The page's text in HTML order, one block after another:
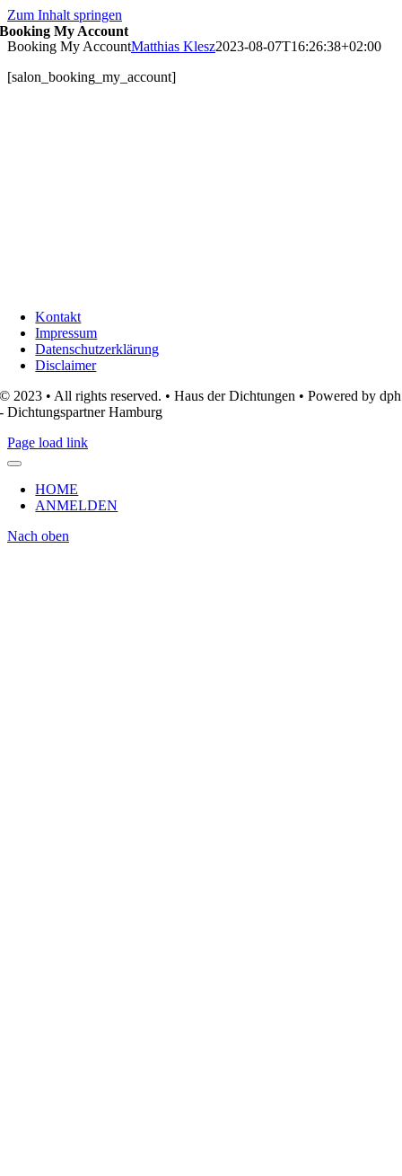
Zum Inhalt springen
Booking My Account
Booking My AccountMatthias Klesz2023-08-07T16:26:38+02:00
[salon_booking_my_account]
Kontakt
Impressum
Datenschutzerklärung
Disclaimer
© 2023 • All rights reserved. • Haus der Dichtungen • Powered by dph
- Dichtungspartner Hamburg
Page load link
HOME
ANMELDEN
Nach oben